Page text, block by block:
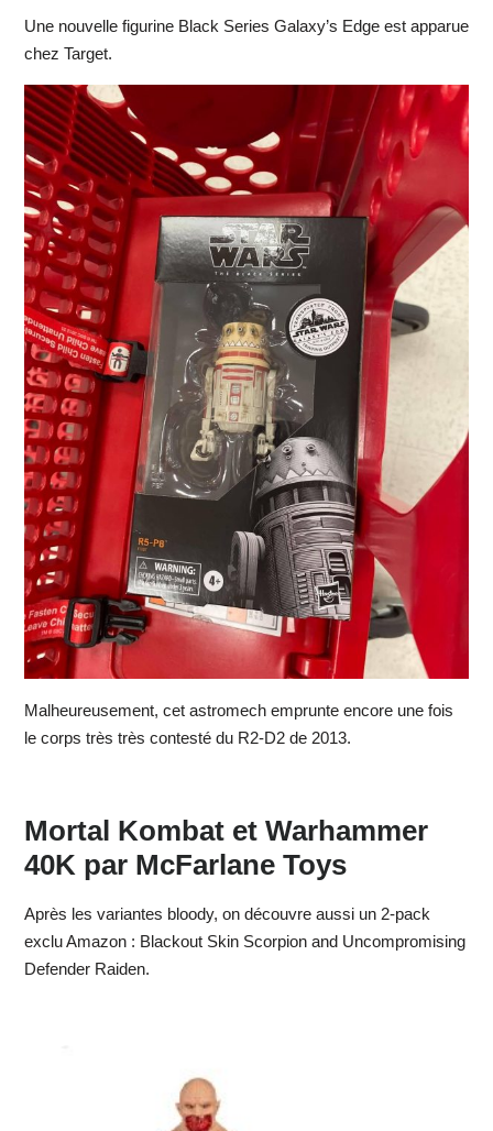
Une nouvelle figurine Black Series Galaxy’s Edge est apparue
chez Target.
Malheureusement, cet astromech emprunte encore une fois
le corps très très contesté du R2-D2 de 2013.
Mortal Kombat et Warhammer
40K par McFarlane Toys
Après les variantes bloody, on découvre aussi un 2-pack
exclu Amazon : Blackout Skin Scorpion and Uncompromising
Defender Raiden.